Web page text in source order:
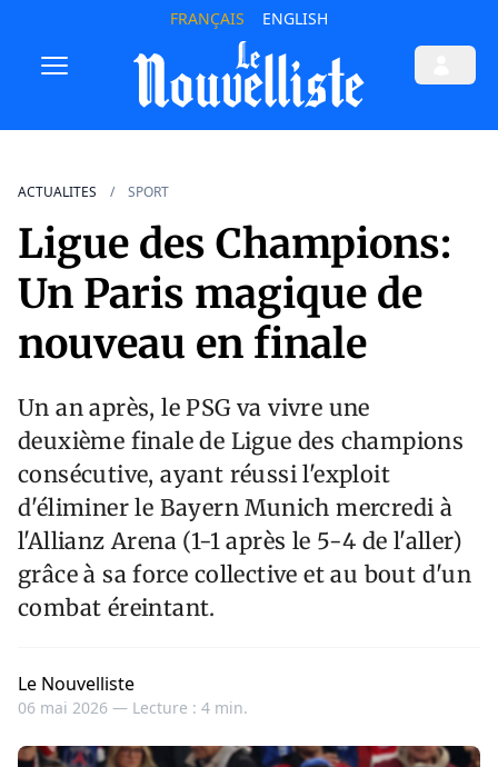
FRANÇAIS ENGLISH
ACTUALITES SPORT
Ligue des Champions:
Un Paris magique de
nouveau en finale
Un an après, le PSG va vivre une
deuxième finale de Ligue des champions
consécutive, ayant réussi l'exploit
d'éliminer le Bayern Munich mercredi à
l'Allianz Arena (1-1 après le 5-4 de l'aller)
grâce à sa force collective et au bout d'un
combat éreintant.
Le Nouvelliste
06 mai 2026 — Lecture : 4 min.